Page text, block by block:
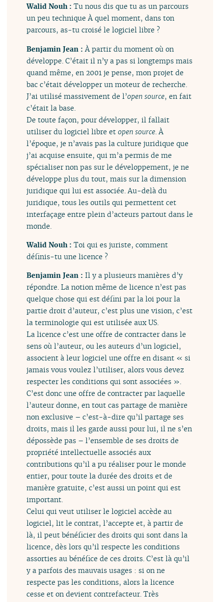
Walid Nouh :Tu nous dis que tu as un parcours
un peu technique À quel moment, dans ton
parcours, as-tu croisé le logiciel libre ?
Benjamin Jean :À partir du moment où on
développe. C’était il n’y a pas si longtemps mais
quand même, en 2001 je pense, mon projet de
bac c’était développer un moteur de recherche.
J’ai utilisé massivement de l’open source, en fait
c’était la base.
De toute façon, pour développer, il fallait
utiliser du logiciel libre etopen source . À
l’époque, je n’avais pas la culture juridique que
j’ai acquise ensuite, qui m’a permis de me
spécialiser non pas sur le développement, je ne
développe plus du tout, mais sur la dimension
juridique qui lui est associée. Au-delà du
juridique, tous les outils qui permettent cet
interfaçage entre plein d’acteurs partout dans le
monde.
Walid Nouh :Toi qui es juriste, comment
définis-tu une licence ?
Benjamin Jean :Il y a plusieurs manières d’y
répondre. La notion même de licence n’est pas
quelque chose qui est défini par la loi pour la
partie droit d’auteur, c’est plus une vision, c’est
la terminologie qui est utilisée aux US.
La licence c’est une offre de contracter dans le
sens où l’auteur, ou les auteurs d’un logiciel,
associent à leur logiciel une offre en disant « si
jamais vous voulez l’utiliser, alors vous devez
respecter les conditions qui sont associées ».
C’est donc une offre de contracter par laquelle
l’auteur donne, en tout cas partage de manière
non exclusive – c’est-à-dire qu’il partage ses
droits, mais il les garde aussi pour lui, il ne s’en
dépossède pas – l’ensemble de ses droits de
propriété intellectuelle associés aux
contributions qu’il a pu réaliser pour le monde
entier, pour toute la durée des droits et de
manière gratuite, c’est aussi un point qui est
important.
Celui qui veut utiliser le logiciel accède au
logiciel, lit le contrat, l’accepte et, à partir de
là, il peut bénéficier des droits qui sont dans la
licence, dès lors qu’il respecte les conditions
assorties au bénéfice de ces droits. C’est là qu’il
y a parfois des mauvais usages : si on ne
respecte pas les conditions, alors la licence
cesse et on devient contrefacteur. Très